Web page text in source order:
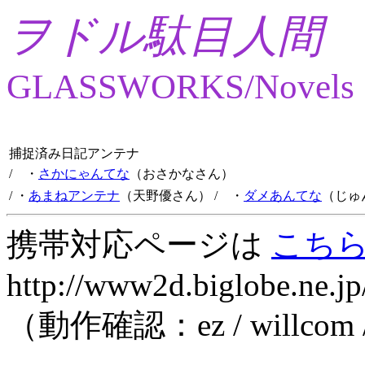
ヲドル駄目人間
GLASSWORKS/Novels
捕捉済み日記アンテナ
/ ・ さかにゃんてな （おさかなさん）
/ ・ あまねアンテナ （天野優さん） / ・ ダメあんてな （じ
携帯対応ページは こち
http://
（動作確認：ez /